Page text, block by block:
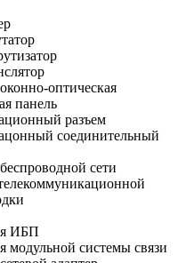
оптическая
панель
разъем
соединительный
сети
ИБП
модульной системы связи